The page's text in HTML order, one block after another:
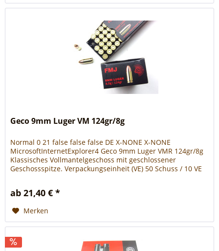
Geco 9mm Luger VM 124gr/8g
Normal 0 21 false false false DE X-NONE X-NONE
MicrosoftInternetExplorer4 Geco 9mm Luger VMR 124gr/8g
Klassisches Vollmantelgeschoss mit geschlossener
Geschossspitze. Verpackungseinheit (VE) 50 Schuss / 10 VE
ab 21,40 € *
Merken